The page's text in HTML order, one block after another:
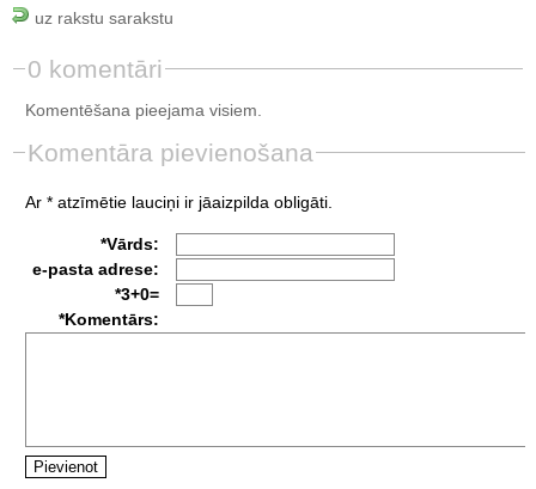
uz rakstu sarakstu
0 komentāri
Komentēšana pieejama visiem.
Komentāra pievienošana
Ar * atzīmētie lauciņi ir jāaizpilda obligāti.
*Vārds:
e-pasta adrese:
*3+0=
*Komentārs: